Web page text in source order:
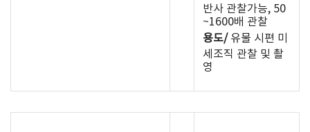
반사 관찰가능, 50
~1600배 관찰
용도/유물 시편 미
세조직 관찰 및 촬
영